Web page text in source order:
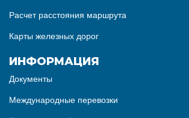
Расчет расстояния маршрута
Карты железных дорог
ИНФОРМАЦИЯ
Документы
Международные перевозки